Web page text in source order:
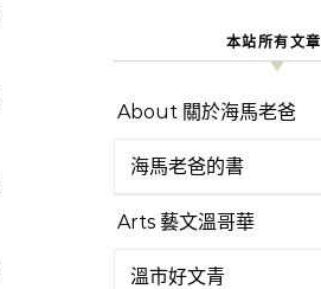
本站所有文章
About 關於海馬老爸
海馬老爸的書
Arts 藝文溫哥華
溫市好文青